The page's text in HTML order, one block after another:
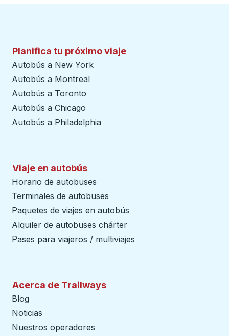
Planifica tu próximo viaje
Autobús a New York
Autobús a Montreal
Autobús a Toronto
Autobús a Chicago
Autobús a Philadelphia
Viaje en autobús
Horario de autobuses
Terminales de autobuses
Paquetes de viajes en autobús
Alquiler de autobuses chárter
Pases para viajeros / multiviajes
Acerca de Trailways
Blog
Noticias
Nuestros operadores